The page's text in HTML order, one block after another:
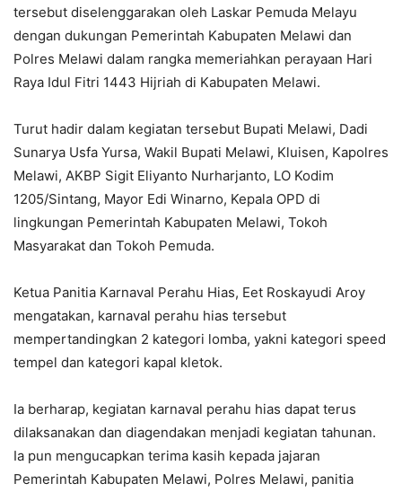
tersebut diselenggarakan oleh Laskar Pemuda Melayu
dengan dukungan Pemerintah Kabupaten Melawi dan
Polres Melawi dalam rangka memeriahkan perayaan Hari
Raya Idul Fitri 1443 Hijriah di Kabupaten Melawi.
Turut hadir dalam kegiatan tersebut Bupati Melawi, Dadi
Sunarya Usfa Yursa, Wakil Bupati Melawi, Kluisen, Kapolres
Melawi, AKBP Sigit Eliyanto Nurharjanto, LO Kodim
1205/Sintang, Mayor Edi Winarno, Kepala OPD di
lingkungan Pemerintah Kabupaten Melawi, Tokoh
Masyarakat dan Tokoh Pemuda.
Ketua Panitia Karnaval Perahu Hias, Eet Roskayudi Aroy
mengatakan, karnaval perahu hias tersebut
mempertandingkan 2 kategori lomba, yakni kategori speed
tempel dan kategori kapal kletok.
Ia berharap, kegiatan karnaval perahu hias dapat terus
dilaksanakan dan diagendakan menjadi kegiatan tahunan.
Ia pun mengucapkan terima kasih kepada jajaran
Pemerintah Kabupaten Melawi, Polres Melawi, panitia